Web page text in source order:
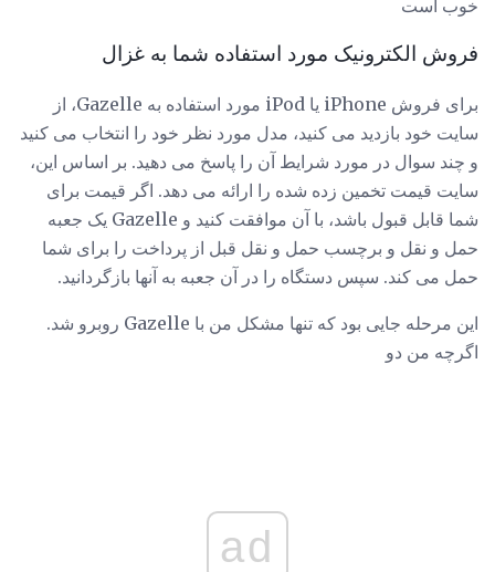
خوب است
فروش الکترونیک مورد استفاده شما به غزال
برای فروش iPhone یا iPod مورد استفاده به Gazelle، از
سایت خود بازدید می کنید، مدل مورد نظر خود را انتخاب می کنید
و چند سوال در مورد شرایط آن را پاسخ می دهید. بر اساس این،
سایت قیمت تخمین زده شده را ارائه می دهد. اگر قیمت برای
شما قابل قبول باشد، با آن موافقت کنید و Gazelle یک جعبه
حمل و نقل و برچسب حمل و نقل قبل از پرداخت را برای شما
حمل می کند. سپس دستگاه را در آن جعبه به آنها بازگردانید.
این مرحله جایی بود که تنها مشکل من با Gazelle روبرو شد.
اگرچه من دو
ad